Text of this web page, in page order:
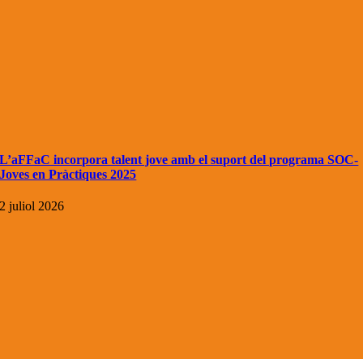
L’aFFaC incorpora talent jove amb el suport del programa SOC-
Joves en Pràctiques 2025
2 juliol 2026